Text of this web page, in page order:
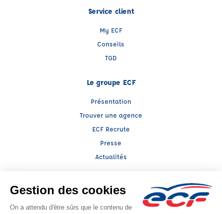
Service client
My ECF
Conseils
TGD
Le groupe ECF
Présentation
Trouver une agence
ECF Recrute
Presse
Actualités
Facebook (nouvelle fenêtre)
Instagram (nouvelle fenêtre)
LinkedIn (nouvelle fenêtre)
TikTok (nouvelle fenêtre)
Raison sociale : LLERENA ALSACE - Capital social: 100000€